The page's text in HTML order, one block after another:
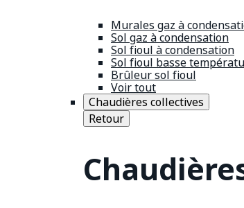
Murales gaz à
Sol gaz à condensation
Sol fioul à condensation
Sol fioul basse
Brûleur sol fioul
Voir tout
Chaudières collectives
Retour